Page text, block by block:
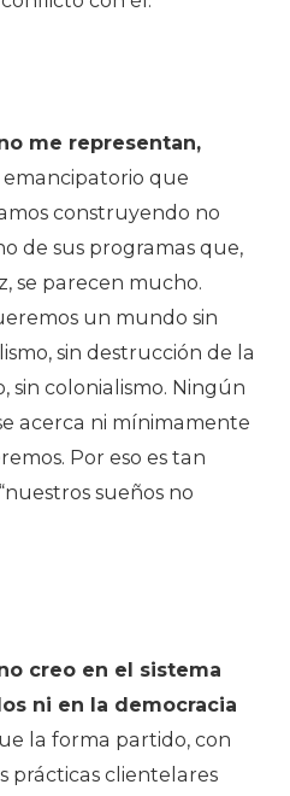
me representan,
emancipatorio que
construyendo no
de sus programas que,
se parecen mucho.
un mundo sin
sin destrucción de la
sin colonialismo. Ningún
acerca ni mínimamente
Por eso es tan
sueños no
creo en el sistema
ni en la democracia
la forma partido, con
prácticas clientelares